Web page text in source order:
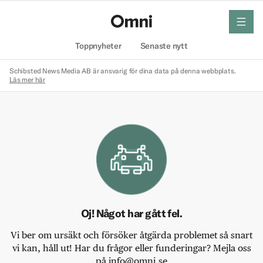
Toppnyheter Senaste nytt
meny
Schibsted News Media AB är ansvarig för dina data på denna webbplats.
Läs mer här
Oj! Något har gått fel.
Vi ber om ursäkt och försöker åtgärda problemet så snart
vi kan, håll ut! Har du frågor eller funderingar? Mejla oss